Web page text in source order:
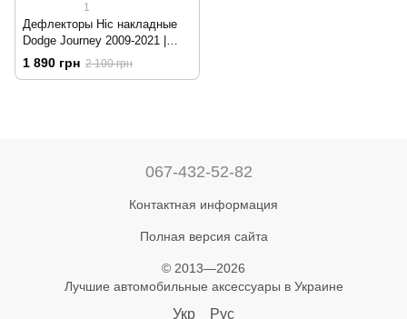
1
Дефлекторы Hic накладные
Dodge Journey 2009-2021 |
Ветровики на скотче HIC D24
1 890 грн 2 100 грн
067-432-52-82
Контактная информация
Полная версия сайта
© 2013—2026
Лучшие автомобильные аксессуары в Украине
Укр Рус